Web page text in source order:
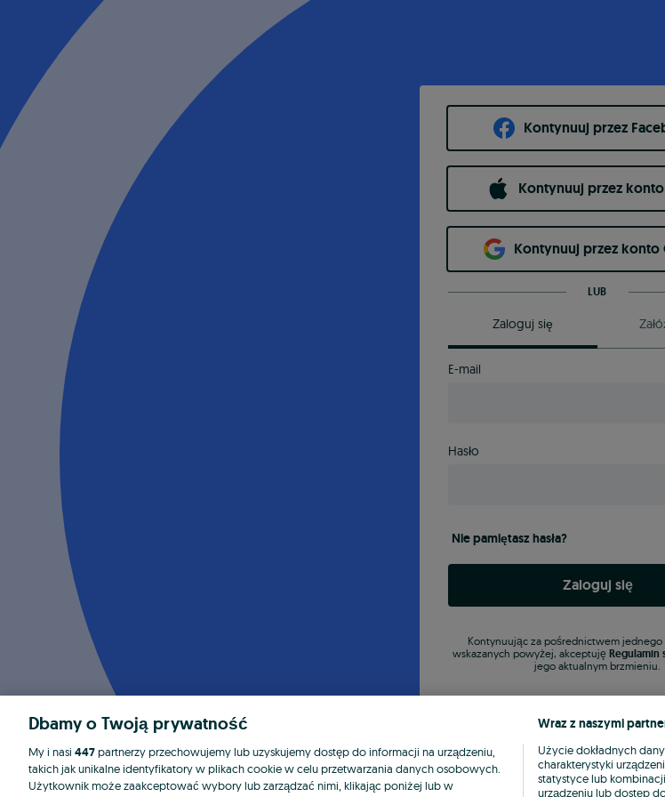
Kontynuuj przez
Kontynuuj przez
Kontynuuj przez konto
LUB
Zaloguj się
E-mail
Hasło
Nie pamiętasz hasła?
Zaloguj się
Kontynuując za pośrednictwem
wskazanych powyżej, akceptuję Regulamin
jego aktualnym brzmieniu.
Dbamy o Twoją prywatność
My i nasi 447partnerzy przechowujemy lub uzyskujemy dostęp do informacji na urządzeniu,
takich jak unikalne identyfikatory w plikach cookie w celu przetwarzania danych osobowych.
Użytkownik może zaakceptować wybory lub zarządzać nimi, klikając poniżej lub w
Wraz z naszymi
Użycie dokładnych
charakterystyki
statystyce lub
urządzeniu lub dostęp